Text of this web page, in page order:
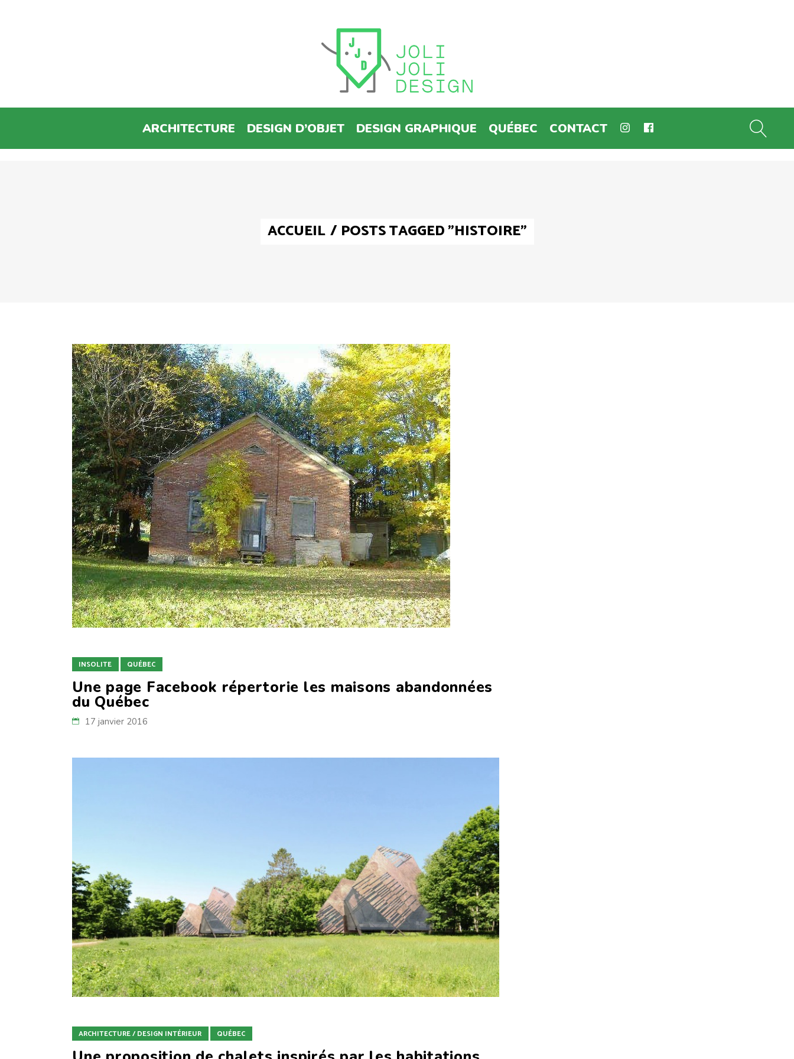
ARCHITECTURE DESIGN D’OBJET DESIGN GRAPHIQUE QUÉBEC CONTACT
ACCUEIL / POSTS TAGGED "HISTOIRE"
INSOLITE QUÉBEC
Une page Facebook répertorie les maisons abandonnées
du Québec
17 janvier 2016
ARCHITECTURE / DESIGN INTÉRIEUR QUÉBEC